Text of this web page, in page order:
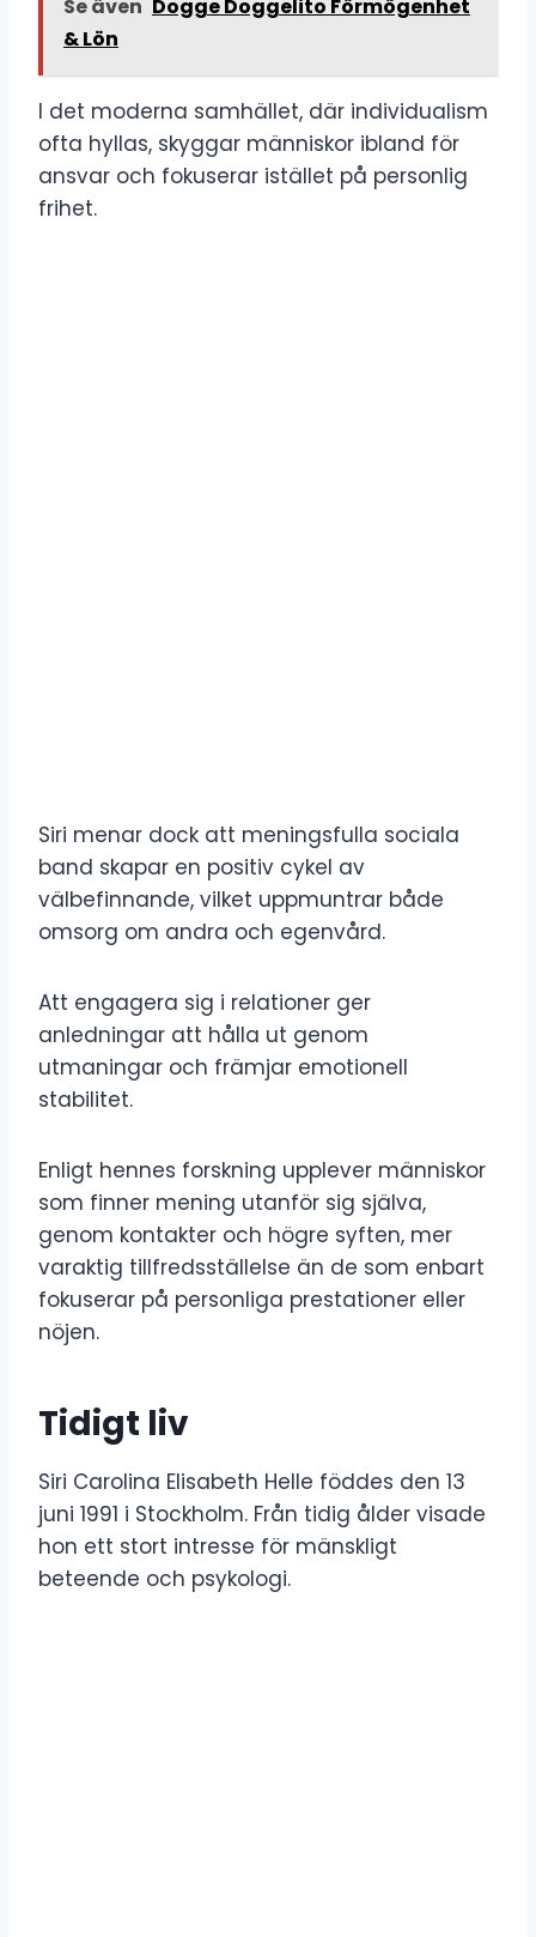
Se även Dogge Doggelito Förmögenhet
& Lön
I det moderna samhället, där individualism
ofta hyllas, skyggar människor ibland för
ansvar och fokuserar istället på personlig
frihet.
Siri menar dock att meningsfulla sociala
band skapar en positiv cykel av
välbefinnande, vilket uppmuntrar både
omsorg om andra och egenvård.
Att engagera sig i relationer ger
anledningar att hålla ut genom
utmaningar och främjar emotionell
stabilitet.
Enligt hennes forskning upplever människor
som finner mening utanför sig själva,
genom kontakter och högre syften, mer
varaktig tillfredsställelse än de som enbart
fokuserar på personliga prestationer eller
nöjen.
Tidigt liv
Siri Carolina Elisabeth Helle föddes den 13
juni 1991 i Stockholm. Från tidig ålder visade
hon ett stort intresse för mänskligt
beteende och psykologi.